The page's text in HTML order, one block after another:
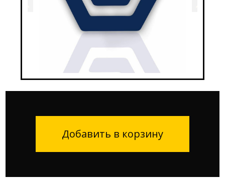
Добавить в корзину